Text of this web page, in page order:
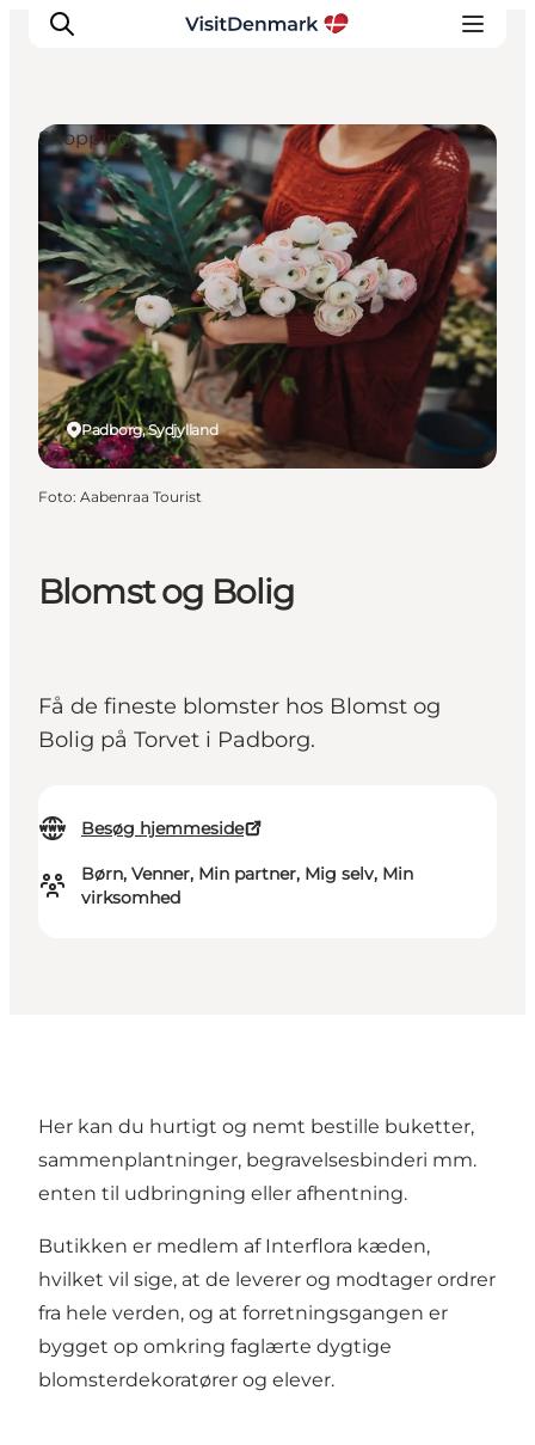
Inspiration
Destinationer
Oplevelser
Overnatning
Planlæg ferien
Blomst og Bolig
Få de fineste blomster hos Blomst og
Bolig på Torvet i Padborg.
Besøg hjemmeside
Børn, Venner, Min partner, Mig selv, Min
virksomhed
Padborg, Sydjylland
Shopping
Foto: Aabenraa Tourist
Her kan du hurtigt og nemt bestille buketter,
sammenplantninger, begravelsesbinderi mm.
enten til udbringning eller afhentning.
Butikken er medlem af Interflora kæden,
hvilket vil sige, at de leverer og modtager ordrer
fra hele verden, og at forretningsgangen er
bygget op omkring faglærte dygtige
blomsterdekoratører og elever.